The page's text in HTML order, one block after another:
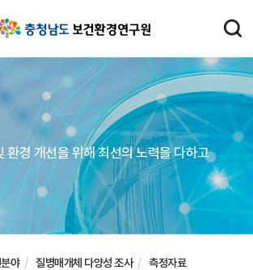
환경 개선을 위해 최선의 노력을 다하고
야 질병매개체 다양성 조사 측정자료
겨주세요.